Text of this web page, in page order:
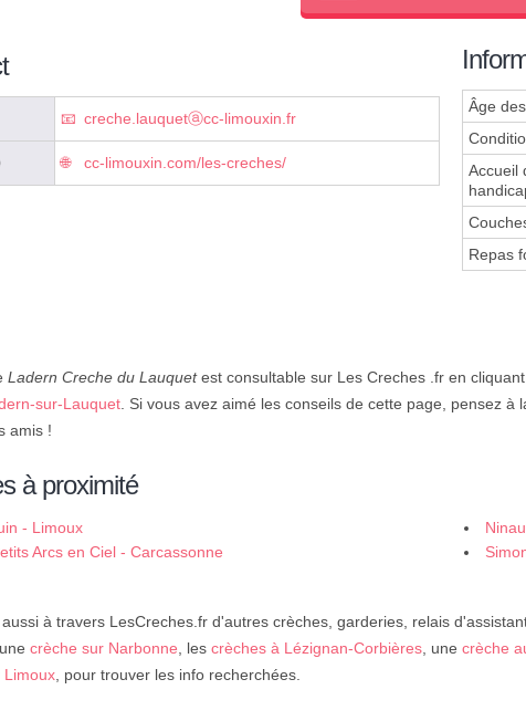
creche.lauquetⓐcc-limouxin.fr
cc-limouxin.com/les-creches/
Âge
Accueil
Repas
Ladern Creche du Lauquetest consultable sur Les Creches .fr en
sur-Lauquet . Si vous avez aimé les conseils de cette page, pensez à
amis !
à proximité
- Limoux
Arcs en Ciel - Carcassonne
à travers LesCreches.fr d'autres crèches, garderies, relais
crèche sur Narbonne , les crèches à Lézignan-Corbières , une crèche
Limoux , pour trouver les info recherchées.